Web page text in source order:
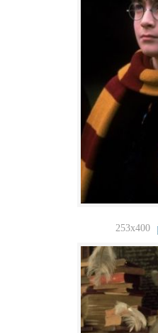
253x400